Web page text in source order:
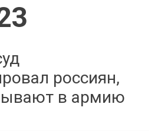
россиян,
в армию